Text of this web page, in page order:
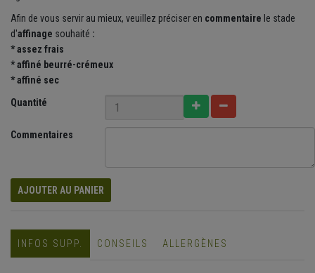
Afin de vous servir au mieux, veuillez préciser en commentaire le stade
d'affinage souhaité :
*assez frais
* affiné beurré-crémeux
* affiné sec
Quantité
Commentaires
AJOUTER AU PANIER
INFOS SUPP. CONSEILS ALLERGÈNES